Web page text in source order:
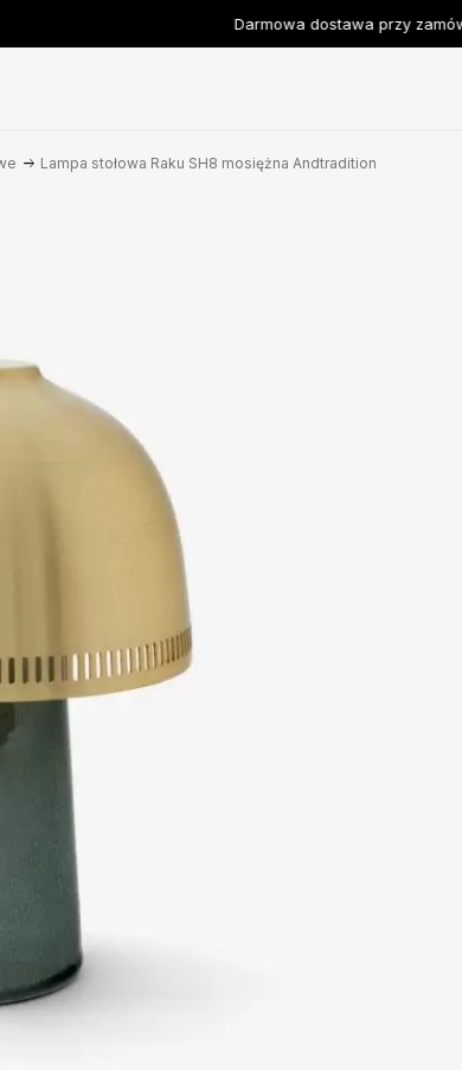
Darmowa dostawa przy
Lampa stołowa Raku SH8 mosiężna Andtradition